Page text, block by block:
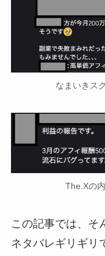
なまいきス
The.Xの
この記事では、そ
ネタバレギリギリ